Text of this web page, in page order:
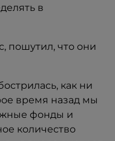
в
пошутил, что они
как ни
время назад мы
фонды и
количество